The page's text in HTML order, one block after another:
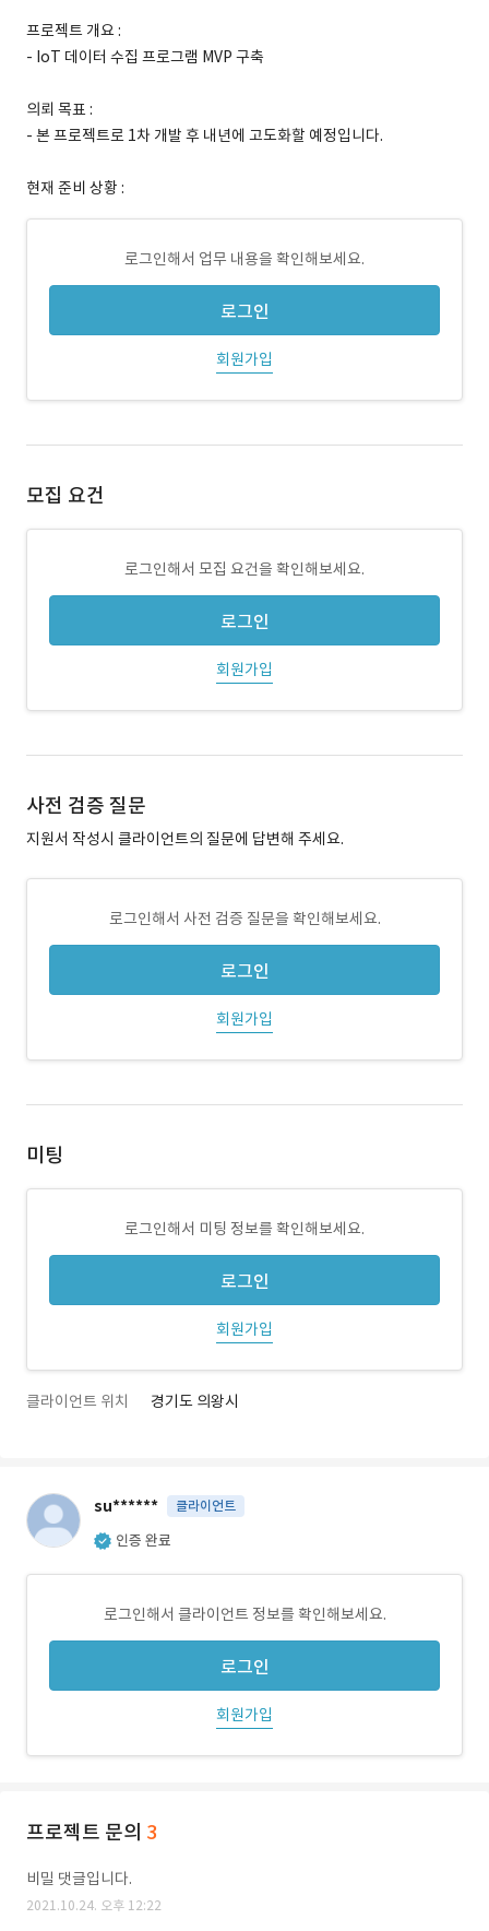
프로젝트 개요 :
- IoT 데이터 수집 프로그램 MVP 구축
의뢰 목표 :
- 본 프로젝트로 1차 개발 후 내년에 고도화할 예정입니다.
현재 준비 상황 :
로그인해서 업무 내용을 확인해보세요.
로그인
회원가입
모집 요건
로그인해서 모집 요건을 확인해보세요.
로그인
회원가입
사전 검증 질문
지원서 작성시 클라이언트의 질문에 답변해 주세요.
로그인해서 사전 검증 질문을 확인해보세요.
로그인
회원가입
미팅
로그인해서 미팅 정보를 확인해보세요.
로그인
회원가입
클라이언트 위치 경기도 의왕시
su****** 클라이언트
인증 완료
로그인해서 클라이언트 정보를 확인해보세요.
로그인
회원가입
프로젝트 문의 3
비밀 댓글입니다.
2021.10.24. 오후 12:22